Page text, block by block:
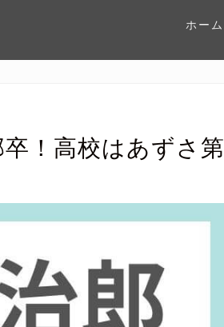
ホーム
！高校はあずさ第